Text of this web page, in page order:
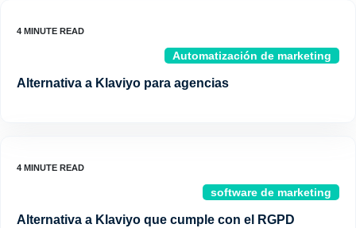
Automatización de marketing
Alternativa a Klaviyo para agencias
software de marketing
Alternativa a Klaviyo que cumple con el RGPD